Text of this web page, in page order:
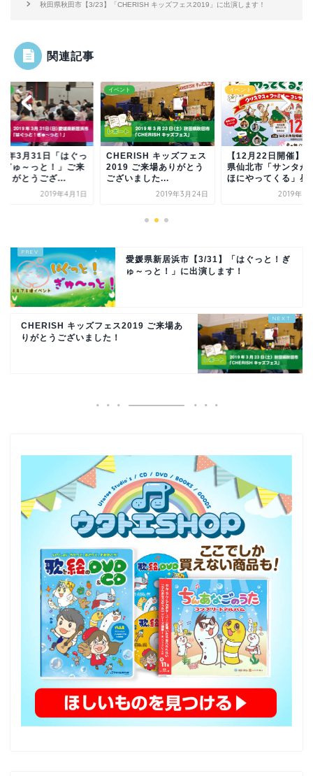
秋田県秋田市【3/23】「CHERISH キッズフェス2019」に出演します！
関連記事
年3月31日「はぐっ
ぎゅ～っと！」ご来
りがとうござ...
2019年4月1日
イベント
CHERISH キッズフェス
2019 ご来場ありがとう
ございました...
2019年3月24日
イベント
【12月22日開催】
県仙北市「サンタが
ほにやってくる」昼
2019年12
愛媛県新居浜市【3/31】「はぐっと！ぎ
ゅ～っと！」に出演します！
CHERISH キッズフェス2019 ご来場あ
りがとうございました！